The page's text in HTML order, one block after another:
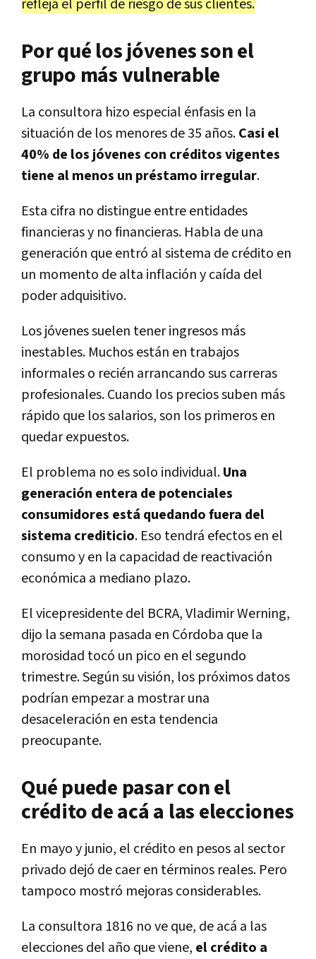
refleja el perfil de riesgo de sus clientes.
Por qué los jóvenes son el
grupo más vulnerable
La consultora hizo especial énfasis en la
situación de los menores de 35 años.Casi el
40% de los jóvenes con créditos vigentes
tiene al menos un préstamo irregular.
Esta cifra no distingue entre entidades
financieras y no financieras. Habla de una
generación que entró al sistema de crédito en
un momento de alta inflación y caída del
poder adquisitivo.
Los jóvenes suelen tener ingresos más
inestables. Muchos están en trabajos
informales o recién arrancando sus carreras
profesionales. Cuando los precios suben más
rápido que los salarios, son los primeros en
quedar expuestos.
El problema no es solo individual.Una
generación entera de potenciales
consumidores está quedando fuera del
sistema crediticio. Eso tendrá efectos en el
consumo y en la capacidad de reactivación
económica a mediano plazo.
El vicepresidente del BCRA, Vladimir Werning,
dijo la semana pasada en Córdoba que la
morosidad tocó un pico en el segundo
trimestre. Según su visión, los próximos datos
podrían empezar a mostrar una
desaceleración en esta tendencia
preocupante.
Qué puede pasar con el
crédito de acá a las elecciones
En mayo y junio, el crédito en pesos al sector
privado dejó de caer en términos reales. Pero
tampoco mostró mejoras considerables.
La consultora 1816 no ve que, de acá a las
elecciones del año que viene, el crédito a